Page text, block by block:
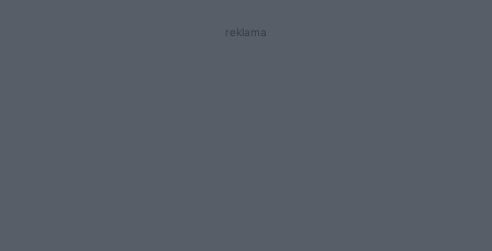
reklama